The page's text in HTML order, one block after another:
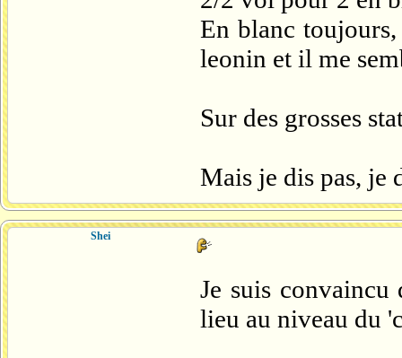
En blanc
leonin et il me
Sur des grosses
Mais je dis pas, je
Shei
Je suis
lieu au niveau du